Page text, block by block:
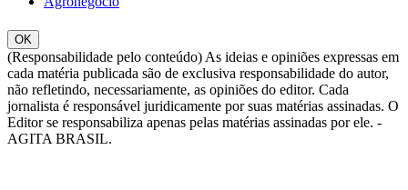
OK
(Responsabilidade pelo conteúdo) As ideias e opiniões expressas em
cada matéria publicada são de exclusiva responsabilidade do autor,
não refletindo, necessariamente, as opiniões do editor. Cada
jornalista é responsável juridicamente por suas matérias assinadas. O
Editor se responsabiliza apenas pelas matérias assinadas por ele. -
AGITA BRASIL.